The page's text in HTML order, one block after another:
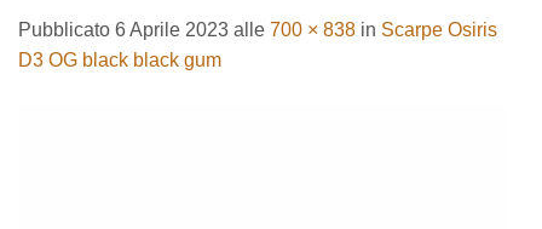
Pubblicato 6 Aprile 2023 alle 700 × 838 in Scarpe Osiris
D3 OG black black gum